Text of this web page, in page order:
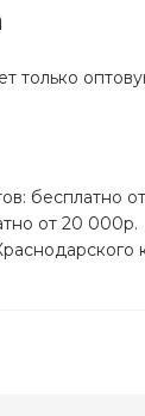
только
бесплатно
от 20 000р.